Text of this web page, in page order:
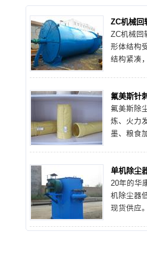
ZC机械回
ZC机械回
形体结构
结构紧凑
铸造、矿
工等许多
氟美斯针
氟美斯除
炼、火力
墨、粮食
净化、粉
刺毡除尘
定。
单机除尘
20年的华
机除尘器
现货供应
下面通过